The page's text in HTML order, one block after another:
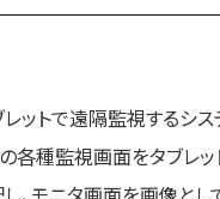
トで遠隔監視するシス
各種監視画面をタブレッ